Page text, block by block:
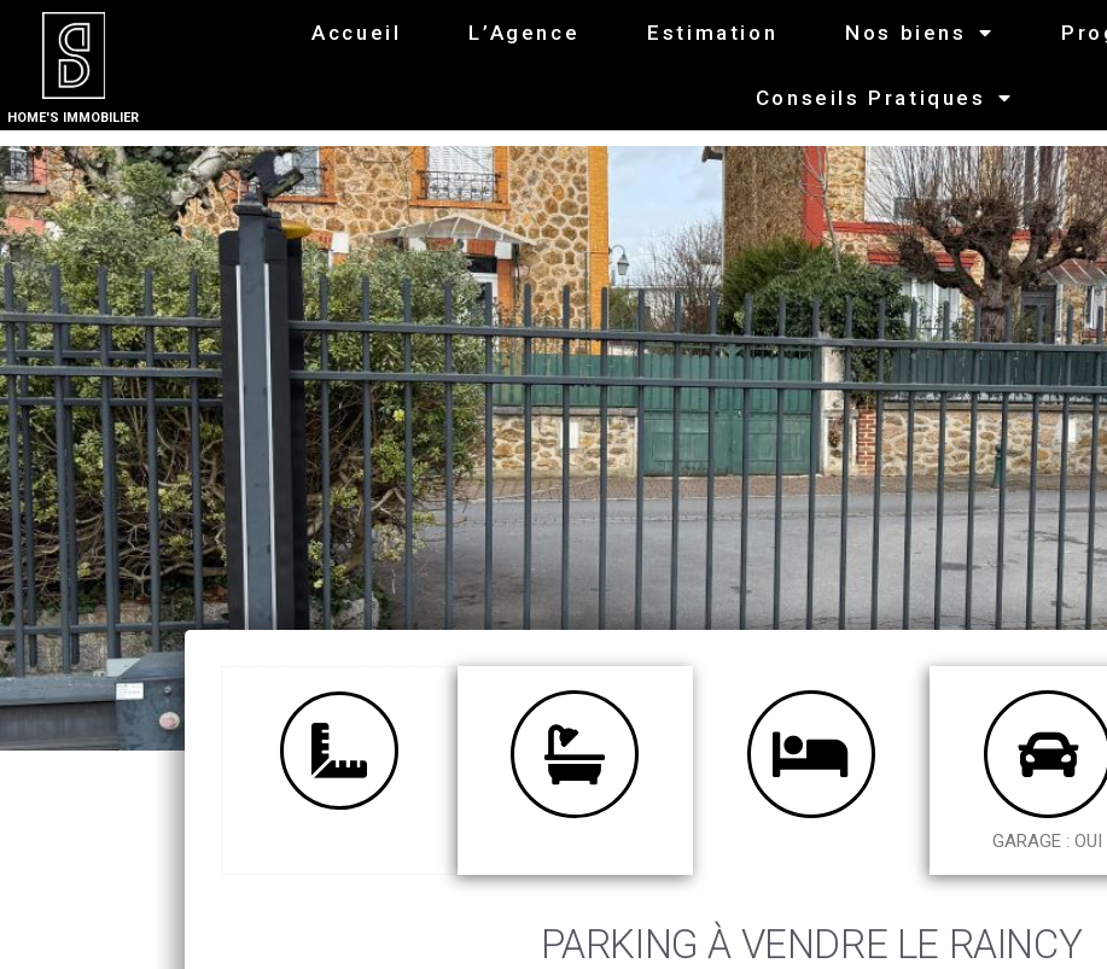
HOME'S IMMOBILIER
Accueil L’Agence Estimation Nos biens
Conseils Pratiques
GARAGE : OUI
PARKING À VENDRE LE RAINCY